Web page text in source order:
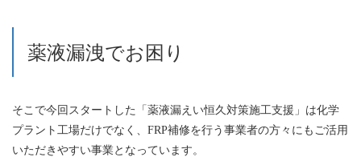
薬液漏洩でお困り
そこで今回スタートした「薬液漏えい恒久対策施工支援」は化学
プラント工場だけでなく、FRP補修を行う事業者の方々にもご活用
いただきやすい事業となっています。